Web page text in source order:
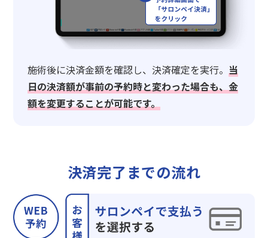
施術後に決済金額を確認し、決済確定を実行。当
日の決済額が事前の予約時と変わった場合も、金
額を変更することが可能です。
決済完了までの流れ